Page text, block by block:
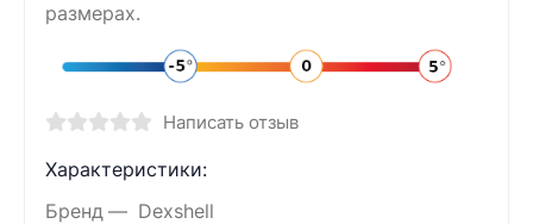
размерах.
Написать отзыв
Характеристики:
Бренд
Dexshell